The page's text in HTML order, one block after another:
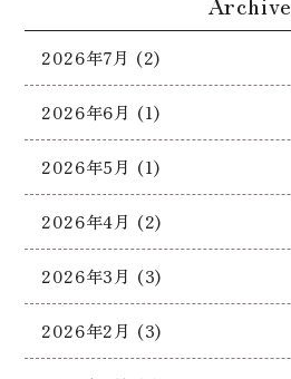
2026年7月 (2)
2026年6月 (1)
2026年5月 (1)
2026年4月 (2)
2026年3月 (3)
2026年2月 (3)